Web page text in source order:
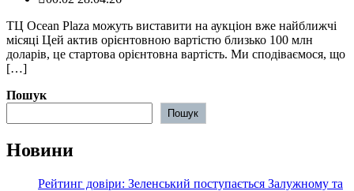
ТЦ Ocean Plaza можуть виставити на аукціон вже найближчі
місяці Цей актив орієнтовною вартістю близько 100 млн
доларів, це стартова орієнтовна вартість. Ми сподіваємося, що
[…]
Пошук
Пошук
Новини
Рейтинг довіри: Зеленський поступається Залужному та